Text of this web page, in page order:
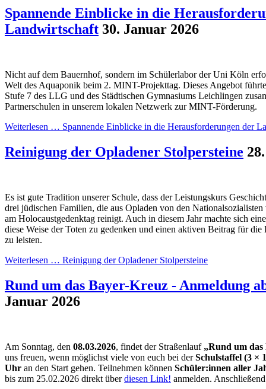
Spannende Einblicke in die
Landwirtschaft 30. Januar 2026
Nicht auf dem Bauernhof, sondern im Schülerlabor der Uni Köln
Welt des Aquaponik beim 2. MINT-Projekttag. Dieses Angebot
Stufe 7 des LLG und des Städtischen Gymnasiums Leichlingen
Partnerschulen in unserem lokalen Netzwerk zur MINT-Förderung.
Weiterlesen … Spannende Einblicke in die Herausforderungen der
Reinigung der Opladener Stolpersteine
Es ist gute Tradition unserer Schule, dass der Leistungskurs
drei jüdischen Familien, die aus Opladen von den
am Holocaustgedenktag reinigt. Auch in diesem Jahr machte sich
diese Weise der Toten zu gedenken und einen aktiven Beitrag für
zu leisten.
Weiterlesen … Reinigung der Opladener Stolpersteine
Rund um das Bayer-Kreuz - Anmeldung
Januar 2026
Am Sonntag, den 08.03.2026, findet der Straßenlauf „Rund um
uns freuen, wenn möglichst viele von euch bei derSchulstaffel (3 ×
Uhr an den Start gehen. Teilnehmen können Schüler:innen aller
bis zum 25.02.2026 direkt überdiesen Link! anmelden.